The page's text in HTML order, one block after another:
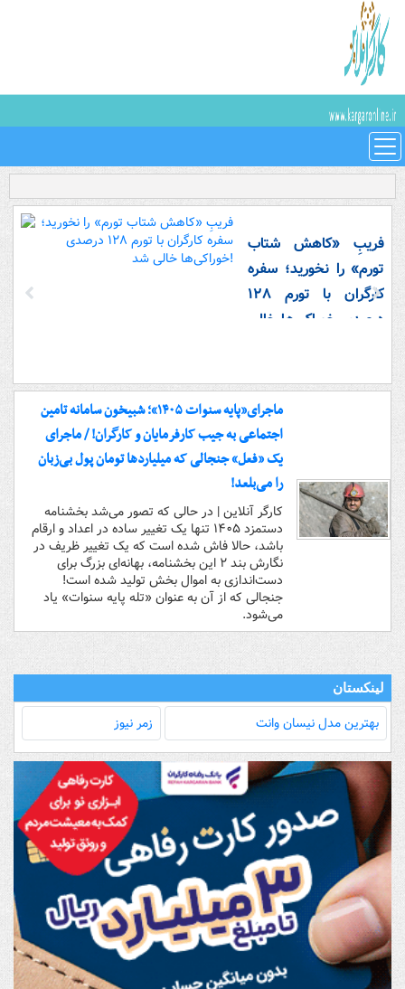
فریبِ «کاهش شتاب
تورم» را نخورید؛ سفره
کارگران با تورم ۱۲۸
درصدی خوراکی‌ها خالی
ماجرای«پایه سنوات ۱۴۰۵»؛ شبیخون سامانه تامین
اجتماعی به جیب کارفرمایان و کارگران! / ماجرای
یک «فعل» جنجالی که میلیاردها تومان پول بی‌زبان
را می‌بلعد!
کارگر آنلاین | در حالی که تصور می‌شد بخشنامه
دستمزد ۱۴۰۵ تنها یک تغییر ساده در اعداد و ارقام
باشد، حالا فاش شده است که یک تغییر ظریف در
نگارش بند ۲ این بخشنامه، بهانه‌ای بزرگ برای
دست‌اندازی به اموال بخش تولید شده است!
جنجالی که از آن به عنوان «تله پایه سنوات» یاد
می‌شود.
لینکستان
بهترین مدل‌ نیسان وانت زمر نیوز